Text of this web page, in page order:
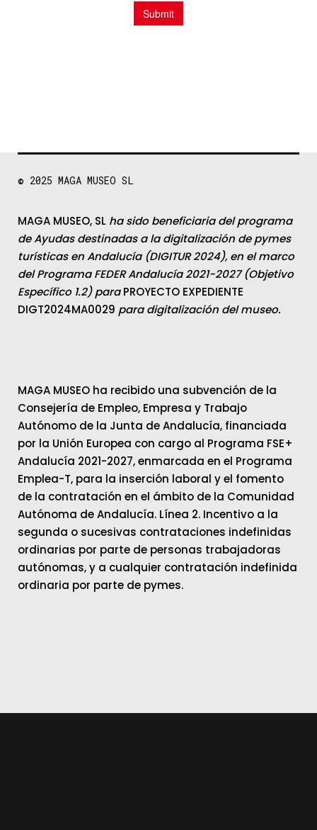
© 2025 MAGA MUSEO SL
MAGA MUSEO, SL ha sido beneficiaria del programa
de Ayudas destinadas a la digitalización de pymes
turísticas en Andalucía (DIGITUR 2024), en el marco
del Programa FEDER Andalucía 2021-2027 (Objetivo
Específico 1.2) paraPROYECTO EXPEDIENTE
DIGT2024MA0029 para digitalización del museo.
MAGA MUSEO ha recibido una subvención de la
Consejería de Empleo, Empresa y Trabajo
Autónomo de la Junta de Andalucía, financiada
por la Unión Europea con cargo al Programa FSE+
Andalucía 2021-2027, enmarcada en el Programa
Emplea-T, para la inserción laboral y el fomento
de la contratación en el ámbito de la Comunidad
Autónoma de Andalucía. Línea 2. Incentivo a la
segunda o sucesivas contrataciones indefinidas
ordinarias por parte de personas trabajadoras
autónomas, y a cualquier contratación indefinida
ordinaria por parte de pymes.